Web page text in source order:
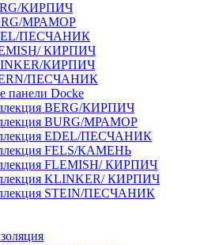
КИРПИЧ
МРАМОР
ПЕСЧАНИК
КИРПИЧ
КИРПИЧ
ПЕСЧАНИК
панели Docke
BERG/КИРПИЧ
BURG/МРАМОР
EDEL/ПЕСЧАНИК
FELS/КАМЕНЬ
FLEMISH/ КИРПИЧ
KLINKER/ КИРПИЧ
STEIN/ПЕСЧАНИК